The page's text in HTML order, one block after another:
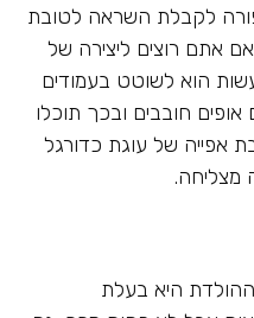
לקבלת השראה לטובת
אתם רוצים ליצירה של
הוא לשוטט בעמודים
חובבים ובכך תוכלו
אפייה של עוגת כדורגל
מצליחה.
ההולדת היא בעלת